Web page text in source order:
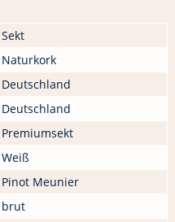
Sekt
Naturkork
Deutschland
Deutschland
Premiumsekt
Weiß
Pinot Meunier
brut